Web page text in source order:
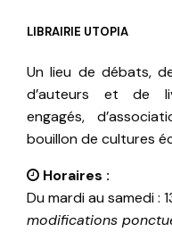
LIBRAIRIE UTOPIA
Un lieu de débats,
d’auteurs et de
engagés,
bouillon de cultures
Horaires :
Du mardi au samedi :
modifications